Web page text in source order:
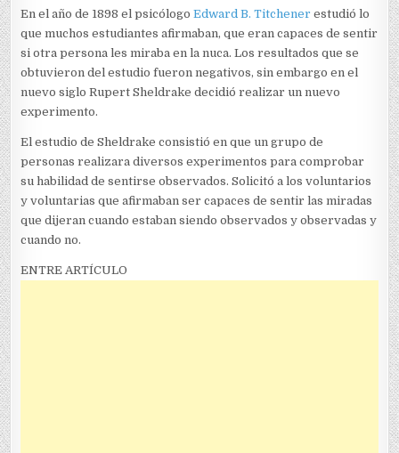
En el año de 1898 el psicólogoEdward B. Titchener estudió lo
que muchos estudiantes afirmaban, que eran capaces de sentir
si otra persona les miraba en la nuca. Los resultados que se
obtuvieron del estudio fueron negativos, sin embargo en el
nuevo siglo Rupert Sheldrake decidió realizar un nuevo
experimento.
El estudio de Sheldrake consistió en que un grupo de
personas realizara diversos experimentos para comprobar
su habilidad de sentirse observados. Solicitó a los voluntarios
y voluntarias que afirmaban ser capaces de sentir las miradas
que dijeran cuando estaban siendo observados y observadas y
cuando no.
ENTRE ARTÍCULO